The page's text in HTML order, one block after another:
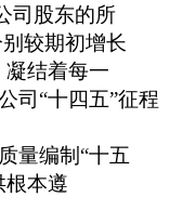
司股东的所
较期初增长
凝结着每一
司“十四五”征程
量编制“十五
根本遵